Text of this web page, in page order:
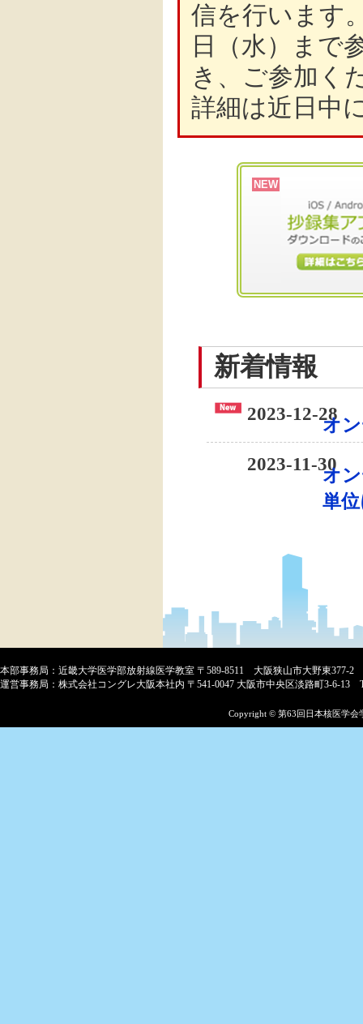
信を行います
日（水）まで
き、ご参加く
詳細は近日中
NEW
新着情報
2023-12-28
オ
2023-11-30
オ
単
2023-11-10
抄
た。
2023-10-26
ポ
2023-10-18
市
本部事務局：近畿大学医学部放射線医学教室 〒589-8511 大阪狭山市大野東377-2
運営事務局：株式会社コングレ大阪本社内 〒541-0047 大阪市中央区淡路町3-6-
Copyright © 第63回日本核医学会